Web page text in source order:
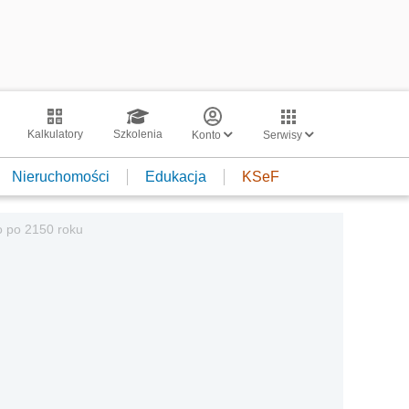
Kalkulatory Szkolenia Konto Serwisy
Nieruchomości Edukacja KSeF
po 2150 roku